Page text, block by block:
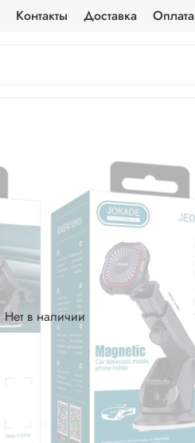
Контакты Доставка Оплата
Нет в наличии